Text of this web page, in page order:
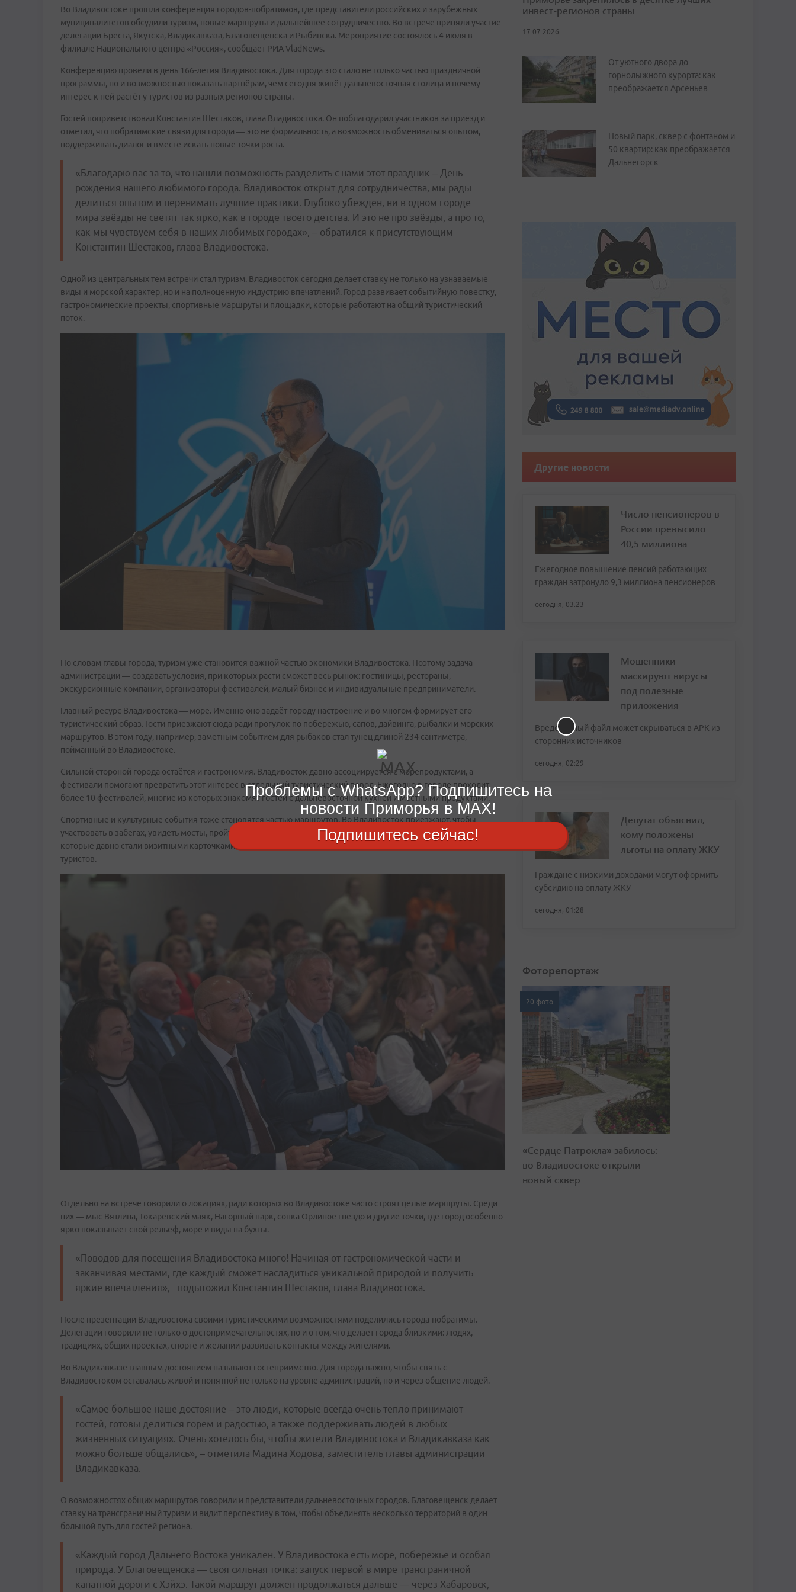
Во Владивостоке прошла конференция городов-побратимов, где представители российских и зарубежных
муниципалитетов обсудили туризм, новые маршруты и дальнейшее сотрудничество. Во встрече приняли участие
делегации Бреста, Якутска, Владикавказа, Благовещенска и Рыбинска. Мероприятие состоялось 4 июля в
филиале Национального центра «Россия», сообщает РИА VladNews.
Конференцию провели в день 166-летия Владивостока. Для города это стало не только частью праздничной
программы, но и возможностью показать партнёрам, чем сегодня живёт дальневосточная столица и почему
интерес к ней растёт у туристов из разных регионов страны.
Гостей поприветствовал Константин Шестаков, глава Владивостока. Он поблагодарил участников за приезд и
отметил, что побратимские связи для города — это не формальность, а возможность обмениваться опытом,
поддерживать диалог и вместе искать новые точки роста.
«Благодарю вас за то, что нашли возможность разделить с нами этот праздник – День
рождения нашего любимого города. Владивосток открыт для сотрудничества, мы рады
делиться опытом и перенимать лучшие практики. Глубоко убежден, ни в одном городе
мира звёзды не светят так ярко, как в городе твоего детства. И это не про звёзды, а про то,
как мы чувствуем себя в наших любимых городах», – обратился к присутствующим
Константин Шестаков, глава Владивостока.
Одной из центральных тем встречи стал туризм. Владивосток сегодня делает ставку не только на узнаваемые
виды и морской характер, но и на полноценную индустрию впечатлений. Город развивает событийную повестку,
гастрономические проекты, спортивные маршруты и площадки, которые работают на общий туристический
поток.
По словам главы города, туризм уже становится важной частью экономики Владивостока. Поэтому задача
администрации — создавать условия, при которых расти сможет весь рынок: гостиницы, рестораны,
экскурсионные компании, организаторы фестивалей, малый бизнес и индивидуальные предприниматели.
Главный ресурс Владивостока — море. Именно оно задаёт городу настроение и во многом формирует его
туристический образ. Гости приезжают сюда ради прогулок по побережью, сапов, дайвинга, рыбалки и морских
маршрутов. В этом году, например, заметным событием для рыбаков стал тунец длиной 234 сантиметра,
пойманный во Владивостоке.
Сильной стороной города остаётся и гастрономия. Владивосток давно ассоциируется с морепродуктами, а
фестивали помогают превратить этот интерес в отдельный туристический повод. Ежегодно в городе проходит
более 10 фестивалей, многие из которых знакомят гостей с дальневосточной кухней и местными продуктами.
Спортивные и культурные события тоже становятся частью маршрутов. Во Владивосток приезжают, чтобы
участвовать в забегах, увидеть мосты, пройти по городским сопкам, побывать у моря и открыть для себя места,
которые давно стали визитными карточками краевой столицы. В 2025 году город посетили около 2,2 миллиона
туристов.
Отдельно на встрече говорили о локациях, ради которых во Владивостоке часто строят целые маршруты. Среди
них — мыс Вятлина, Токаревский маяк, Нагорный парк, сопка Орлиное гнездо и другие точки, где город особенно
ярко показывает свой рельеф, море и виды на бухты.
«Поводов для посещения Владивостока много! Начиная от гастрономической части и
заканчивая местами, где каждый сможет насладиться уникальной природой и получить
яркие впечатления», - подытожил Константин Шестаков, глава Владивостока.
После презентации Владивостока своими туристическими возможностями поделились города-побратимы.
Делегации говорили не только о достопримечательностях, но и о том, что делает города близкими: людях,
традициях, общих проектах, спорте и желании развивать контакты между жителями.
Во Владикавказе главным достоянием называют гостеприимство. Для города важно, чтобы связь с
Владивостоком оставалась живой и понятной не только на уровне администраций, но и через общение людей.
«Самое большое наше достояние – это люди, которые всегда очень тепло принимают
гостей, готовы делиться горем и радостью, а также поддерживать людей в любых
жизненных ситуациях. Очень хотелось бы, чтобы жители Владивостока и Владикавказа как
можно больше общались», – отметила Мадина Ходова, заместитель главы администрации
Владикавказа.
О возможностях общих маршрутов говорили и представители дальневосточных городов. Благовещенск делает
ставку на трансграничный туризм и видит перспективу в том, чтобы объединять несколько территорий в один
большой путь для гостей региона.
«Каждый город Дальнего Востока уникален. У Владивостока есть море, побережье и особая
природа. У Благовещенска — своя сильная точка: запуск первой в мире трансграничной
канатной дороги с Хэйхэ. Такой маршрут должен продолжаться дальше — через Хабаровск,
инвест-регионов страны
17.07.2026
От уютного двора до
горнолыжного курорта: как
преображается Арсеньев
Новый парк, сквер с фонтаном и
50 квартир: как преображается
Дальнегорск
Другие новости
Число пенсионеров в
России превысило
40,5 миллиона
Ежегодное повышение пенсий работающих
граждан затронуло 9,3 миллиона пенсионеров
сегодня, 03:23
Мошенники
маскируют вирусы
под полезные
приложения
Вредоносный файл может скрываться в APK из
сторонних источников
сегодня, 02:29
Депутат объяснил,
кому положены
льготы на оплату ЖКУ
Граждане с низкими доходами могут оформить
субсидию на оплату ЖКУ
сегодня, 01:28
Фоторепортаж
20 фото
«Сердце Патрокла» забилось:
во Владивостоке открыли
новый сквер
Проблемы с WhatsApp? Подпишитесь на
новости Приморья в MAX!
Подпишитесь сейчас!